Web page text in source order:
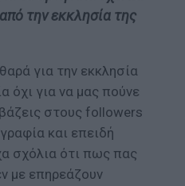
την εκκλησία της
για την εκκλησία
για να μας πούνε
στους followers
και επειδή
σχόλια ότι πως πας
με επηρεάζουν